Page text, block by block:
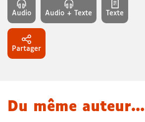
Audio Audio + Texte Texte
Partager
Du même auteur…